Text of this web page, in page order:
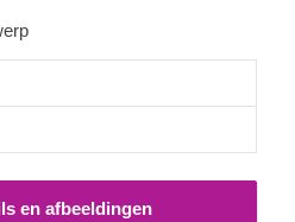
inspireren. Een stevige
en een zware
een waardevolle aankoop.
over het hoofd worden gezien -
extra bewegingsruimte en de
licht. Wat is er niet om
en afbeeldingen